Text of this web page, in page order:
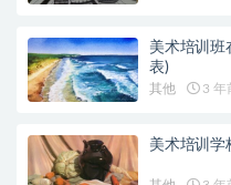
美术培训班
表)
其他 3 年
美术培训学